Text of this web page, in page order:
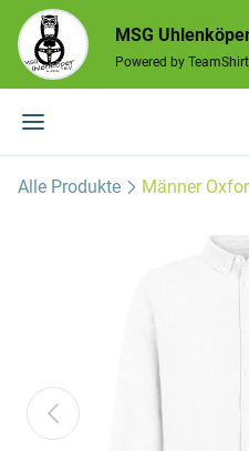
MSG
Powered by
Alle Produkte Männer